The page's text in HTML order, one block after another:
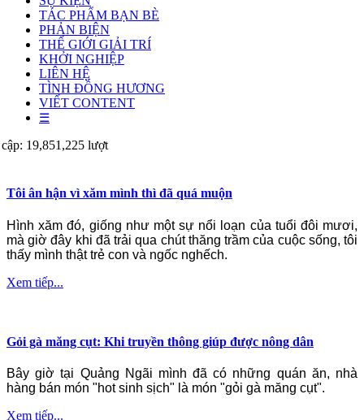
TÁC PHẨM BẠN BÈ
PHẢN BIỆN
THẾ GIỚI GIẢI TRÍ
KHỞI NGHIỆP
LIÊN HỆ
TÌNH ĐỒNG HƯƠNG
VIẾT CONTENT
☰
19,851,225 lượt
Tôi ân hận vì xăm mình thì đã quá muộn
Hình xăm đó, giống như một sự nổi loạn của tuổi đôi mươi,
mà giờ đây khi đã trải qua chút thăng trầm của cuộc sống, tôi
thấy mình thật trẻ con và ngốc nghếch.
Xem tiếp...
Gỏi gà măng cụt: Khi truyền thông giúp được nông dân
Bây giờ tại Quảng Ngãi mình đã có những quán ăn, nhà
hàng bán món "hot sinh sịch" là món "gỏi gà măng cụt".
Xem tiếp...